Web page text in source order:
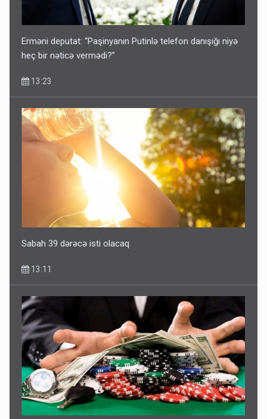
Erməni deputat: “Paşinyanın Putinlə telefon danışığı niyə
heç bir nəticə vermədi?”
13:23
Sabah 39 dərəcə isti olacaq
13:11